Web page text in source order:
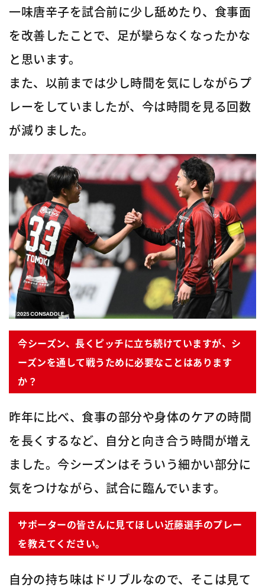
一味唐辛子を試合前に少し舐めたり、食事面
を改善したことで、足が攣らなくなったかな
と思います。
また、以前までは少し時間を気にしながらプ
レーをしていましたが、今は時間を見る回数
が減りました。
今シーズン、長くピッチに立ち続けていますが、シ
ーズンを通して戦うために必要なことはあります
か？
昨年に比べ、食事の部分や身体のケアの時間
を長くするなど、自分と向き合う時間が増え
ました。今シーズンはそういう細かい部分に
気をつけながら、試合に臨んでいます。
サポーターの皆さんに見てほしい近藤選手のプレー
を教えてください。
自分の持ち味はドリブルなので、そこは見て